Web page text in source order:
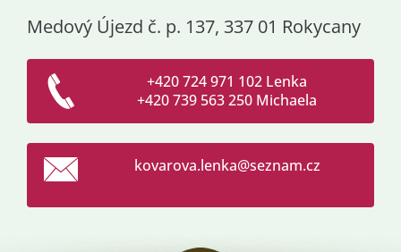
Medový Újezd č. p. 137, 337 01 Rokycany
+420 724 971 102 Lenka
+420 739 563 250 Michaela
kovarova.lenka@seznam.cz